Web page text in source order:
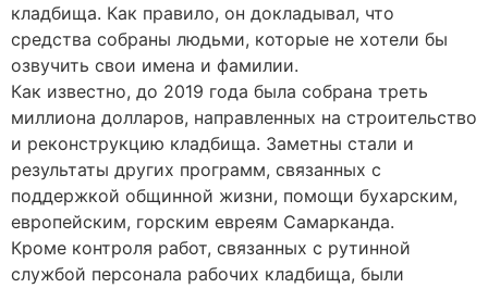
кладбища. Как правило, он докладывал, что
средства собраны людьми, которые не хотели бы
озвучить свои имена и фамилии.
Как известно, до 2019 года была собрана треть
миллиона долларов, направленных на строительство
и реконструкцию кладбища. Заметны стали и
результаты других программ, связанных с
поддержкой общинной жизни, помощи бухарским,
европейским, горским евреям Самарканда.
Кроме контроля работ, связанных с рутинной
службой персонала рабочих кладбища, были